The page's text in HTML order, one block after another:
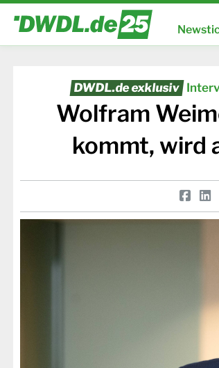
DWDL.de exklusiv
Wolfram
kommt, wird